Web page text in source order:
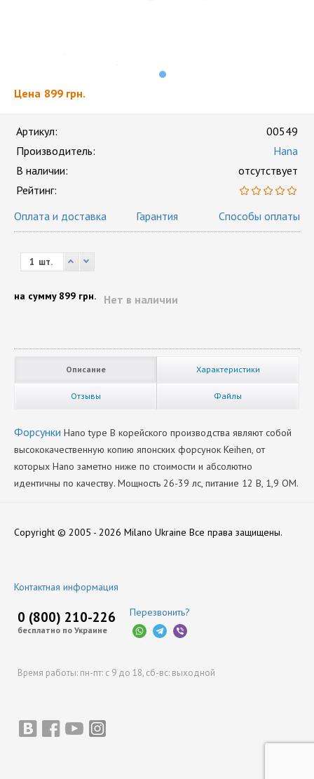
Цена 899 грн.
Артикул:
00549
Производитель:
Hana
В наличии:
отсутствует
Рейтинг:
Оплата и доставка
Гарантия Способы оплаты
шт.
Нет в наличии
на сумму 899 грн.
Описание Характеристики
Отзывы Файлы
Форсунки Hano type B корейского производства являют собой
высококачественную копию японских форсунок Keihen, от
которых Hano заметно ниже по стоимости и абсолютно
идентичны по качеству. Мощность 26-39 лс, питание 12 В, 1,9 ОМ.
Производитель
Copyright © 2005 - 2026 Milano Ukraine Все права защищены.
Контактная информация
0 (800) 210-226
бесплатно по Украине
Перезвонить?
Время работы: пн-пт: с 9 до 18, сб-вс: выходной